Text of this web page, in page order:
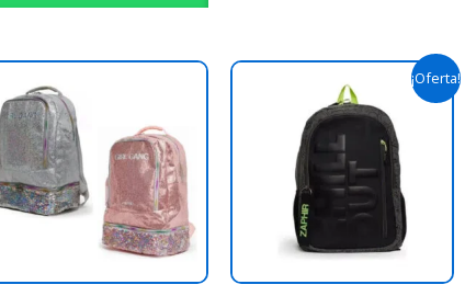
Este
se
¡Oferta!
El
precio
original
$ 75.500,00.
El